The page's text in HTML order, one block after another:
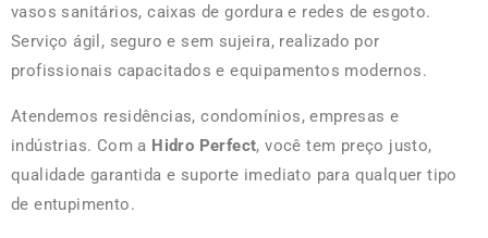
vasos sanitários, caixas de gordura e redes de esgoto.
Serviço ágil, seguro e sem sujeira, realizado por
profissionais capacitados e equipamentos modernos.
Atendemos residências, condomínios, empresas e
indústrias. Com a Hidro Perfect, você tem preço justo,
qualidade garantida e suporte imediato para qualquer tipo
de entupimento.